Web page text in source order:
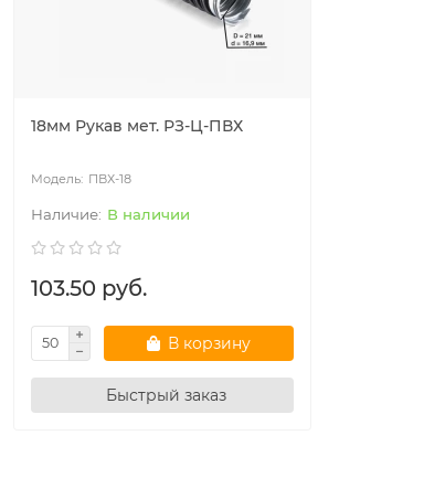
18мм Рукав мет. РЗ-Ц-ПВХ
ПВХ-18
В наличии
103.50 руб.
В корзину
Быстрый заказ